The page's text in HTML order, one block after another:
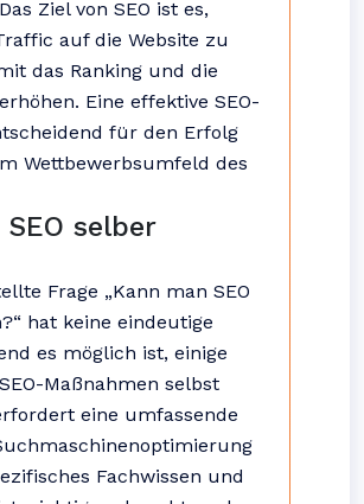
Ziel von SEO ist es,
auf die Website zu
das Ranking und die
Eine effektive SEO-
für den Erfolg
Wettbewerbsumfeld des
selber
Frage „Kann man SEO
hat keine eindeutige
es möglich ist, einige
Maßnahmen selbst
eine umfassende
Fachwissen und